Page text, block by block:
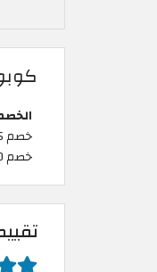
خصم 15%
خصم 10%